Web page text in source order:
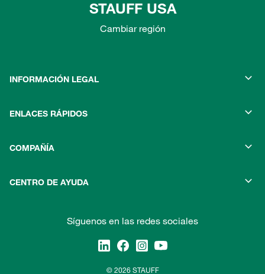
STAUFF USA
Cambiar región
INFORMACIÓN LEGAL
ENLACES RÁPIDOS
COMPAÑÍA
CENTRO DE AYUDA
Síguenos en las redes sociales
© 2026 STAUFF